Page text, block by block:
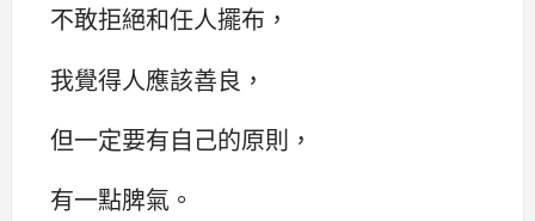
不敢拒絕和任人擺布，
我覺得人應該善良，
但一定要有自己的原則，
有一點脾氣。